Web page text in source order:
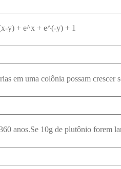
y) + e^x + e^(-y) + 1